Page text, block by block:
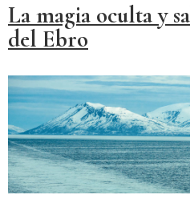
La magia oculta y
del Ebro